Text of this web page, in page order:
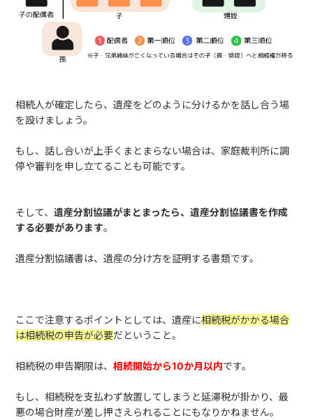
相続人が確定したら、遺産をどのように分けるかを話し合う場
を設けましょう。
もし、話し合いが上手くまとまらない場合は、家庭裁判所に調
停や審判を申し立てることも可能です。
そして、遺産分割協議がまとまったら、遺産分割協議書を作成
する必要があります。
遺産分割協議書は、遺産の分け方を証明する書類です。
ここで注意するポイントとしては、遺産に相続税がかかる場合
は相続税の申告が必要だということ。
相続税の申告期限は、相続開始から10か月以内です。
もし、相続税を支払わず放置してしまうと延滞税が掛かり、最
悪の場合財産が差し押さえられることにもなりかねません。